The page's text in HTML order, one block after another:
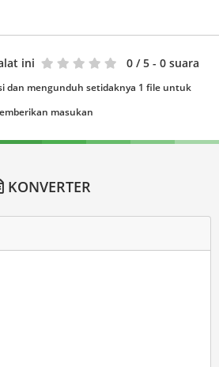
ini 0 / 5 - 0 suara
dan mengunduh setidaknya 1 file untuk
masukan
KONVERTER